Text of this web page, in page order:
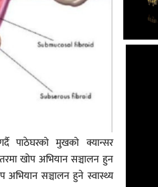
पाठेघरको मुखको क्यान्सर
खोप अभियान सञ्चालन हुन
सञ्चालन हुने स्वास्थ्य